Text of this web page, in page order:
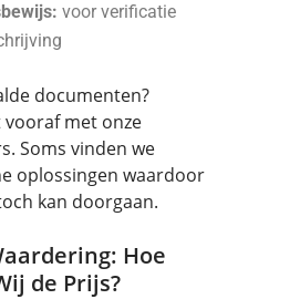
voor verificatie
documenten?
vooraf met onze
Soms vinden we
oplossingen waardoor
kan doorgaan.
Hoe
de Prijs?